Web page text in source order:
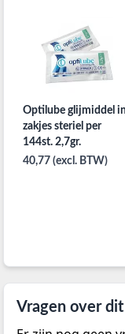
Optilube glijmiddel
zakjes steriel per
144st. 2,7gr.
40,77 (excl. BTW)
Vragen over